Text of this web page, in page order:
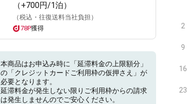
（+700円/1泊）
（税込・往復送料当社負担）
78P獲得
本商品はお申込み時に「延滞料金の上限額分」
の「クレジットカードご利用枠の仮押さえ」が
必要となります。
延滞料金が発生しない限りご利用枠からの請求
は発生しませんのでご安心ください。
2
9
16
23